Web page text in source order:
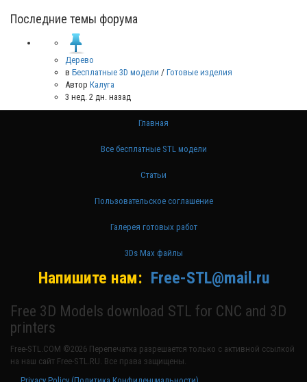
Последние темы форума
Дерево
в Бесплатные 3D модели / Готовые изделия
Автор Калуга
3 нед. 2 дн. назад
Главная
Все бесплатные STL модели
Статьи
Пользовательское соглашение
Галерея готовых работ
3Ds Max файлы
Напишите нам: Free-STL@mail.ru
Free 3D Models download STL for CNC and 3D
printers
Free-STL.COM ©2026 Перепечатка разрешается только с активной ссылкой
на наш сайт Free-STL.RU. Все права защищены.